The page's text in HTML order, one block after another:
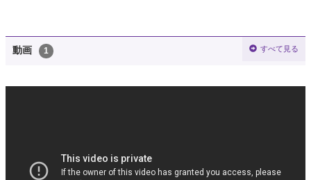
動画 1 すべて見る